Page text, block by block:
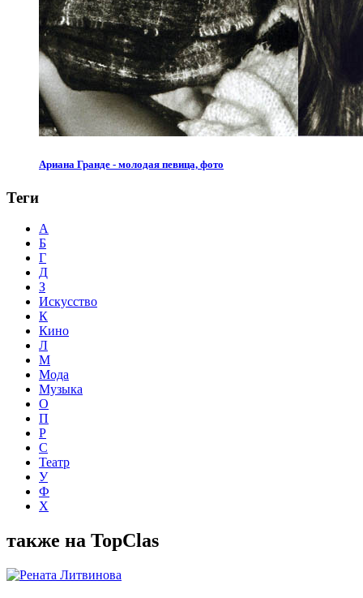
Ариана Гранде - молодая певица, фото
Теги
А
Б
Г
Д
З
Искусство
К
Кино
Л
М
Мода
Музыка
О
П
Р
С
Театр
У
Ф
Х
также на TopClas